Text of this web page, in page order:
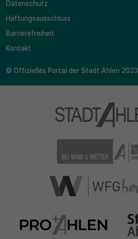
Datenschutz
Haftungsausschluss
Barrierefreiheit
Kontakt
© Offizielles Portal der Stadt Ahlen 2023